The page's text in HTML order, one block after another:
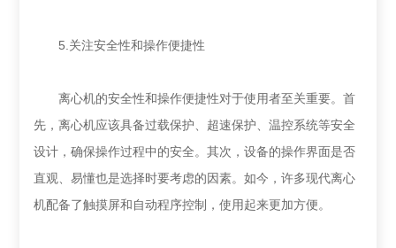
5.关注安全性和操作便捷性
离心机的安全性和操作便捷性对于使用者至关重要。首
先，离心机应该具备过载保护、超速保护、温控系统等安全
设计，确保操作过程中的安全。其次，设备的操作界面是否
直观、易懂也是选择时要考虑的因素。如今，许多现代离心
机配备了触摸屏和自动程序控制，使用起来更加方便。